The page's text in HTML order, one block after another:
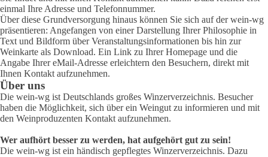
einmal Ihre Adresse und Telefonnummer.
Über diese Grundversorgung hinaus können Sie sich auf der wein-wg
präsentieren: Angefangen von einer Darstellung Ihrer Philosophie in
Text und Bildform über Veranstaltungsinformationen bis hin zur
Weinkarte als Download. Ein Link zu Ihrer Homepage und die
Angabe Ihrer eMail-Adresse erleichtern den Besuchern, direkt mit
Ihnen Kontakt aufzunehmen.
Über uns
Die wein-wg ist Deutschlands großes Winzerverzeichnis. Besucher
haben die Möglichkeit, sich über ein Weingut zu informieren und mit
den Weinproduzenten Kontakt aufzunehmen.
Wer aufhört besser zu werden, hat aufgehört gut zu sein!
Die wein-wg ist ein händisch gepflegtes Winzerverzeichnis. Dazu